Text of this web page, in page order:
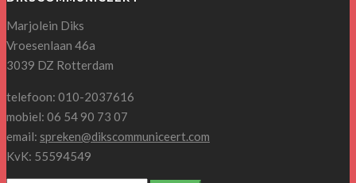
Marjolein Diks
Vroesenlaan 46a
3039 DZ Rotterdam
telefoon: 010-2037616
mobiel: 06 54 90 73 07
email: spreken@dikscommuniceert.com
KvK: 55594549